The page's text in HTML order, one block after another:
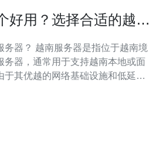
好用？选择合适的越南
务器？ 越南服务器是指位于越南境
务器，通常用于支持越南本地或面
于其优越的网络基础设施和低延